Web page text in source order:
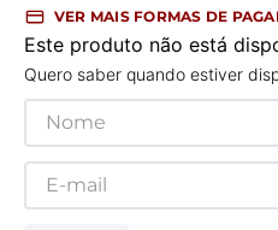
VER MAIS FORMAS DE
Este produto não está
Quero saber quando estiver